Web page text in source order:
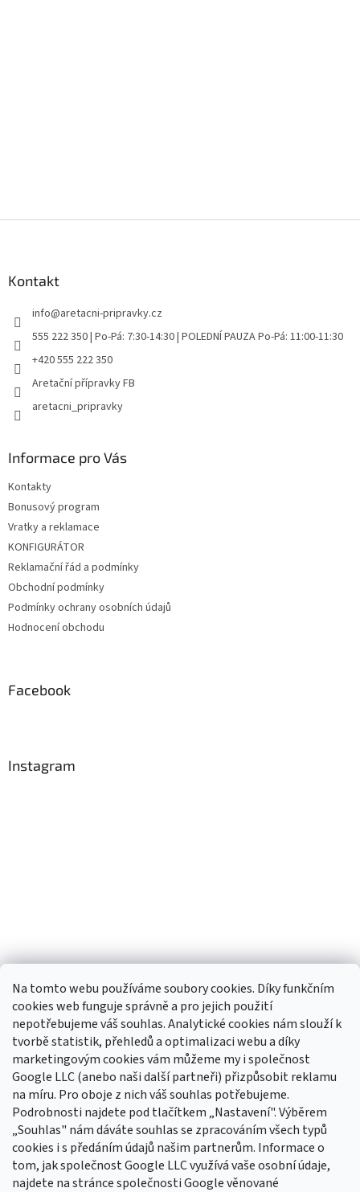
Na tomto webu používáme soubory cookies. Díky funkčním
cookies web funguje správně a pro jejich použití
nepotřebujeme váš souhlas. Analytické cookies nám slouží k
tvorbě statistik, přehledů a optimalizaci webu a díky
marketingovým cookies vám můžeme my i společnost
Google LLC (anebo naši další partneři) přizpůsobit reklamu
na míru. Pro oboje z nich váš souhlas potřebujeme.
Podrobnosti najdete pod tlačítkem „Nastavení". Výběrem
„Souhlas" nám dáváte souhlas se zpracováním všech typů
cookies i s předáním údajů našim partnerům. Informace o
tom, jak společnost Google LLC využívá vaše osobní údaje,
najdete na stránce společnosti Google věnované
Kontakt
info@aretacni-pripravky.cz
555 222 350 | Po-Pá: 7:30-14:30 | POLEDNÍ PAUZA Po-Pá: 11:00-11:30
+420 555 222 350
Aretační přípravky FB
aretacni_pripravky
Informace pro Vás
Kontakty
Bonusový program
Vratky a reklamace
KONFIGURÁTOR
Reklamační řád a podmínky
Obchodní podmínky
Podmínky ochrany osobních údajů
Hodnocení obchodu
Facebook
Instagram
Sledovat na Instagramu
Odebírat newsletter
Vložte svůj e-mail a my vám budeme zasílat informace o nových
produktech na našem e-shopu.
E-mail